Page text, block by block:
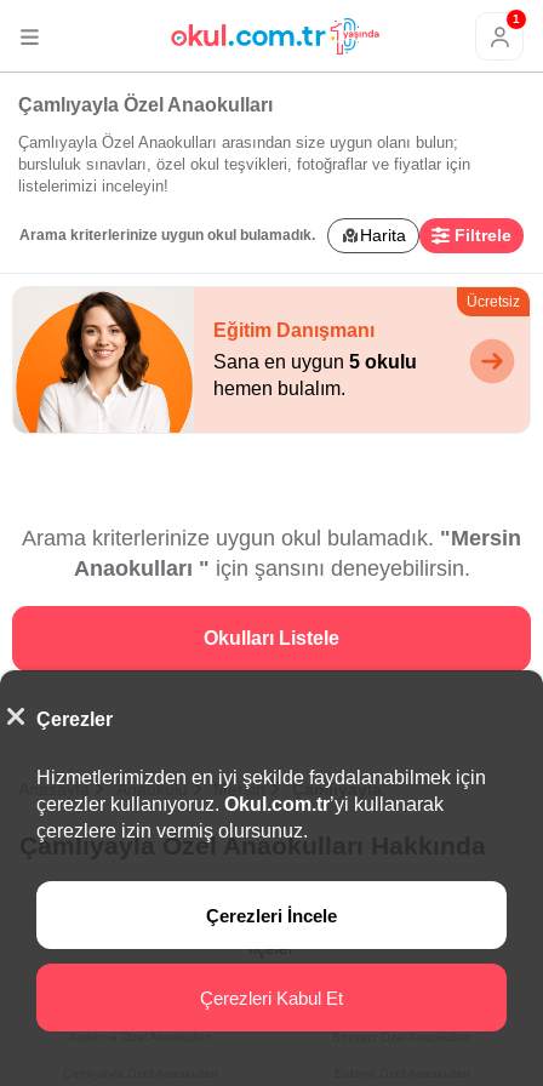
1
Çamlıyayla Özel Anaokulları
Çamlıyayla Özel Anaokulları arasından size uygun olanı bulun;
bursluluk sınavları, özel okul teşvikleri, fotoğraflar ve fiyatlar için
listelerimizi inceleyin!
Arama kriterlerinize uygun okul bulamadık. Harita Filtrele
Ücretsiz
Eğitim Danışmanı
Sana en uygun5 okulu
hemen bulalım.
Arama kriterlerinize uygun okul bulamadık. "Mersin
Anaokulları " için şansını deneyebilirsin.
Okulları Listele
Anasayfa Anaokulu Mersin Çamlıyayla
Çamlıyayla Özel Anaokulları Hakkında
İlçeler
Akdeniz Özel Anaokulları Anamur Özel Anaokulları
Çerezler
Hizmetlerimizden en iyi şekilde faydalanabilmek için
çerezler kullanıyoruz. Okul.com.tr’yi kullanarak
çerezlere izin vermiş olursunuz.
Çerezleri İncele
Çerezleri Kabul Et